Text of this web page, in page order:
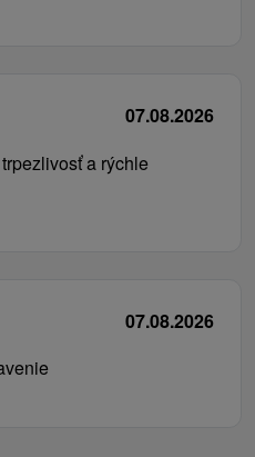
07.08.2026
a rýchle
07.08.2026